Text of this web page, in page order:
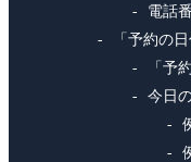
- 電話番
- 「予約の日
- 「予
- 今日
- 例
- 例